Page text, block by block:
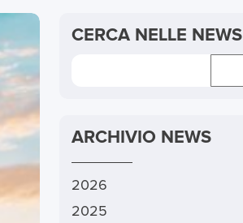
CERCA NELLE NEWS
ARCHIVIO NEWS
2026
2025